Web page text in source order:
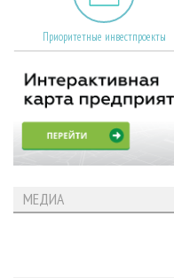
Приоритетные инвестпроекты
МЕДИА